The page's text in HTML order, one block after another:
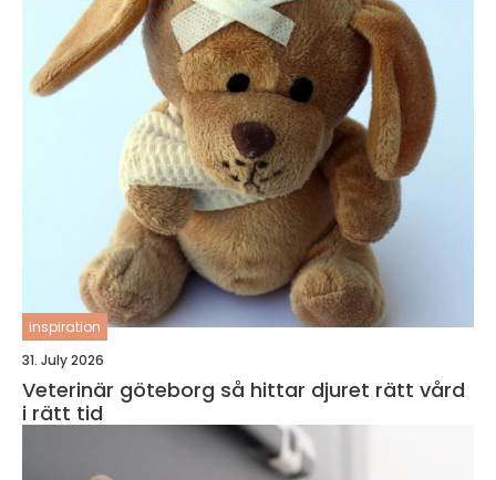
inspiration
31. July 2026
Veterinär göteborg så hittar djuret rätt vård
i rätt tid